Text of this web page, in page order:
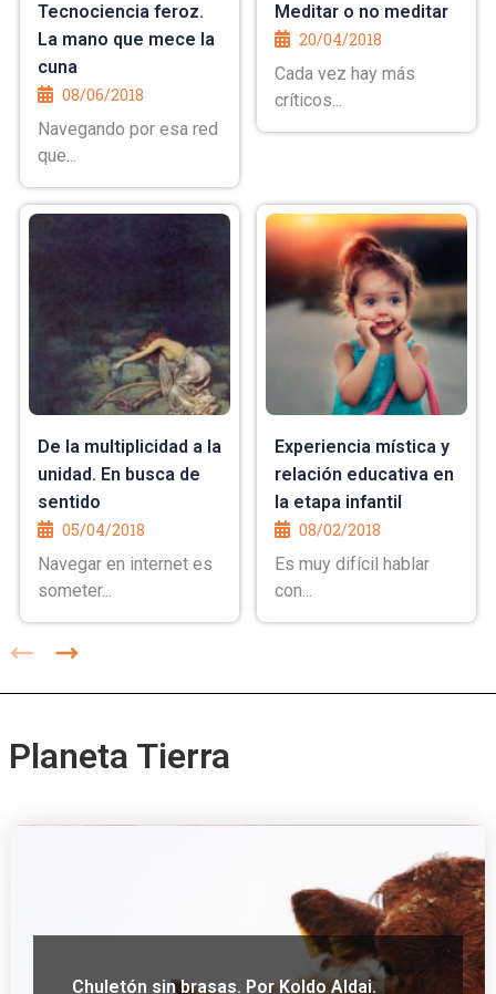
Tecnociencia feroz.
La mano que mece la
cuna
08/06/2018
Navegando por esa red
que...
Meditar o no meditar
20/04/2018
Cada vez hay más
críticos...
De la multiplicidad a la
unidad. En busca de
sentido
05/04/2018
Navegar en internet es
someter...
Experiencia mística y
relación educativa en
la etapa infantil
08/02/2018
Es muy difícil hablar
con...
Planeta Tierra
Chuletón sin brasas. Por Koldo Aldai.